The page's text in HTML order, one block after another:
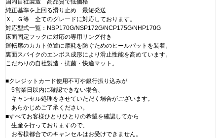
純正基準を上回る滑り止め 最短発送
Ｘ、Ｇ等 全てのグレードに対応しております。
対応型式一覧：NSP170G/NSP172G/NCP175G/NHP170G
床面固定フックに対応の専用リング付き
運転席のカカト位置に摩耗を防ぐためのヒールパットを装着。
裏面スパイクのエンボス成形により滑止性能を高めています。
こだわりの自社製造・抗菌・快適マット。
■クレジットカード使用不可や銀行振り込みが
5営業日以内に確認できない場合、
キャンセル処理をさせていただく場合がございます。
あらかじめご了承ください。
■すべてお客様ひとりひとりの希望を確認してから
生産を行っておりますので、
お客様都合でのキャンセルはお受けできません。